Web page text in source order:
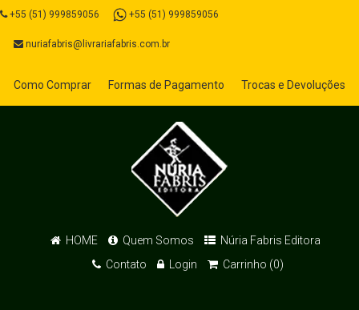
+55 (51) 999859056 +55 (51) 999859056
nuriafabris@livrariafabris.com.br
Como Comprar Formas de Pagamento Trocas e Devoluções
HOME Quem Somos
Núria Fabris Editora
Contato
Login Carrinho (0)